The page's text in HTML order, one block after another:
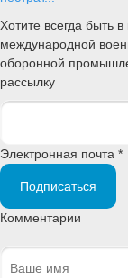
Хотите всегда быть
международной
оборонной
рассылку
Электронная почта *
Подписаться
Комментарии